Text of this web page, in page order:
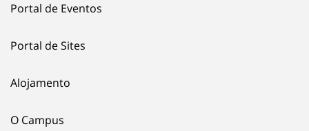
Portal de Eventos
Portal de Sites
Alojamento
O Campus